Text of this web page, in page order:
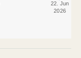
22. Jun
2026